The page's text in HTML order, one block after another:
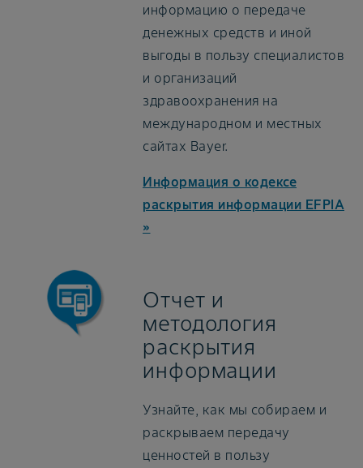
информацию о передаче
денежных средств и иной
выгоды в пользу специалистов
и организаций
здравоохранения на
международном и местных
сайтах Bayer.
Информация о кодексе
раскрытия информации EFPIA
»
Отчет и
методология
раскрытия
информации
Узнайте, как мы собираем и
раскрываем передачу
ценностей в пользу